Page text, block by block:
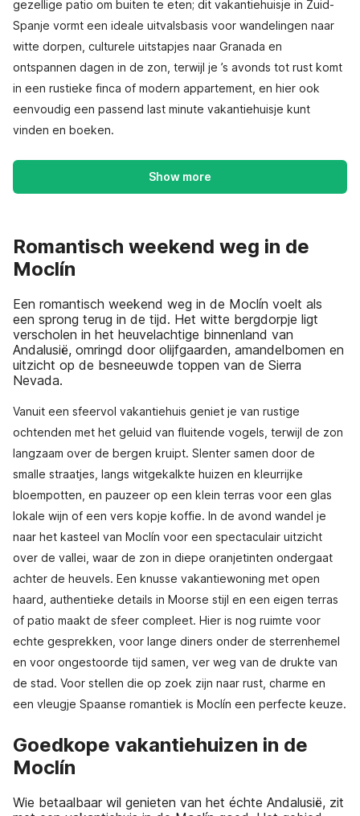
gezellige patio om buiten te eten; dit vakantiehuisje in Zuid-
Spanje vormt een ideale uitvalsbasis voor wandelingen naar
witte dorpen, culturele uitstapjes naar Granada en
ontspannen dagen in de zon, terwijl je ’s avonds tot rust komt
in een rustieke finca of modern appartement, en hier ook
eenvoudig een passend last minute vakantiehuisje kunt
vinden en boeken.
Show more
Romantisch weekend weg in de
Moclín
Een romantisch weekend weg in de Moclín voelt als
een sprong terug in de tijd. Het witte bergdorpje ligt
verscholen in het heuvelachtige binnenland van
Andalusië, omringd door olijfgaarden, amandelbomen en
uitzicht op de besneeuwde toppen van de Sierra
Nevada.
Vanuit een sfeervol vakantiehuis geniet je van rustige
ochtenden met het geluid van fluitende vogels, terwijl de zon
langzaam over de bergen kruipt. Slenter samen door de
smalle straatjes, langs witgekalkte huizen en kleurrijke
bloempotten, en pauzeer op een klein terras voor een glas
lokale wijn of een vers kopje koffie. In de avond wandel je
naar het kasteel van Moclín voor een spectaculair uitzicht
over de vallei, waar de zon in diepe oranjetinten ondergaat
achter de heuvels. Een knusse vakantiewoning met open
haard, authentieke details in Moorse stijl en een eigen terras
of patio maakt de sfeer compleet. Hier is nog ruimte voor
echte gesprekken, voor lange diners onder de sterrenhemel
en voor ongestoorde tijd samen, ver weg van de drukte van
de stad. Voor stellen die op zoek zijn naar rust, charme en
een vleugje Spaanse romantiek is Moclín een perfecte keuze.
Goedkope vakantiehuizen in de
Moclín
Wie betaalbaar wil genieten van het échte Andalusië, zit